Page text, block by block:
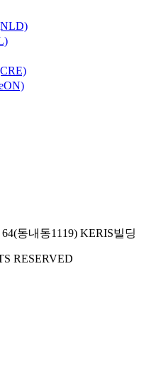
동내동1119) KERIS빌딩
RESERVED